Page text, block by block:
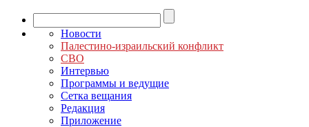
Новости
Палестино-израильский конфликт
СВО
Интервью
Программы и ведущие
Сетка вещания
Редакция
Приложение